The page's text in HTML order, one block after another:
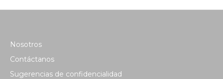
Nosotros
Contáctanos
Sugerencias de confidencialidad